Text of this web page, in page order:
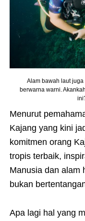
Alam bawah laut
berwarna warni.
Menurut
Kajang yang kini
komitmen orang
tropis terbaik,
Manusia dan alam
bukan
Apa lagi hal yang